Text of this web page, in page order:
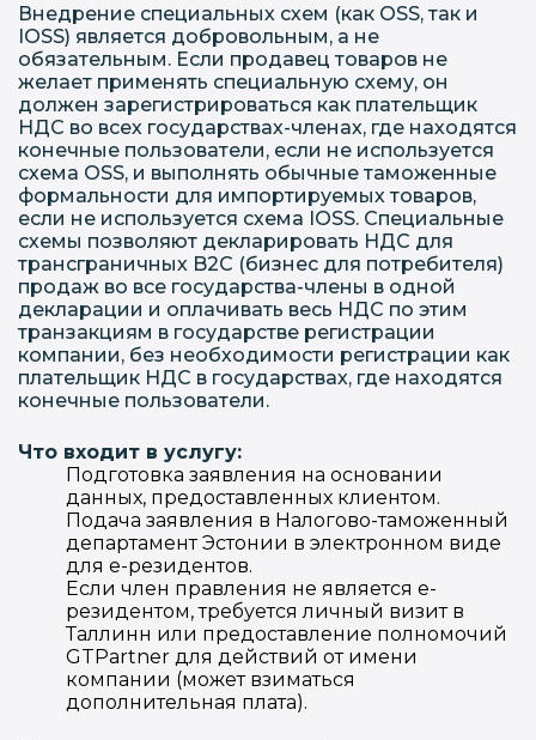
Внедрение специальных схем (как OSS, так и
IOSS) является добровольным, а не
обязательным. Если продавец товаров не
желает применять специальную схему, он
должен зарегистрироваться как плательщик
НДС во всех государствах-членах, где находятся
конечные пользователи, если не используется
схема OSS, и выполнять обычные таможенные
формальности для импортируемых товаров,
если не используется схема IOSS. Специальные
схемы позволяют декларировать НДС для
трансграничных B2C (бизнес для потребителя)
продаж во все государства-члены в одной
декларации и оплачивать весь НДС по этим
транзакциям в государстве регистрации
компании, без необходимости регистрации как
плательщик НДС в государствах, где находятся
конечные пользователи.
Что входит в услугу:
Подготовка заявления на основании
данных, предоставленных клиентом.
Подача заявления в Налогово-таможенный
департамент Эстонии в электронном виде
для e-резидентов.
Если член правления не является e-
резидентом, требуется личный визит в
Таллинн или предоставление полномочий
GTPartner для действий от имени
компании (может взиматься
дополнительная плата).